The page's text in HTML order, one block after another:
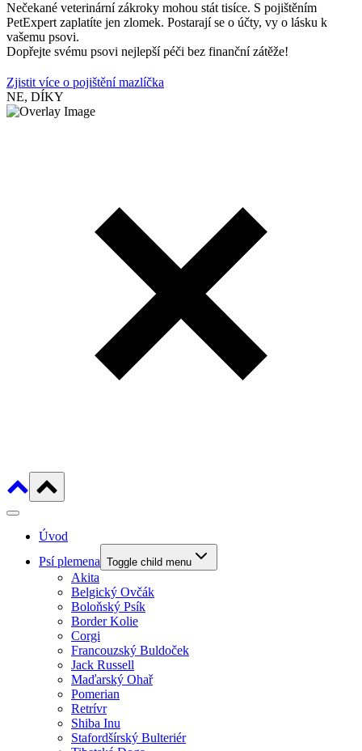
Nečekané veterinární zákroky mohou stát tisíce. S pojištěním
PetExpert zaplatíte jen zlomek. Postarají se o účty, vy o lásku k
vašemu psovi.
Dopřejte svému psovi nejlepší péči bez finanční zátěže!
Zjistit více o pojištění mazlíčka
NE, DÍKY
Úvod
Psí plemena Toggle child menu
Akita
Belgický Ovčák
Boloňský Psík
Border Kolie
Corgi
Francouzský Buldoček
Jack Russell
Maďarský Ohař
Pomerian
Retrívr
Shiba Inu
Stafordšírský Bulteriér